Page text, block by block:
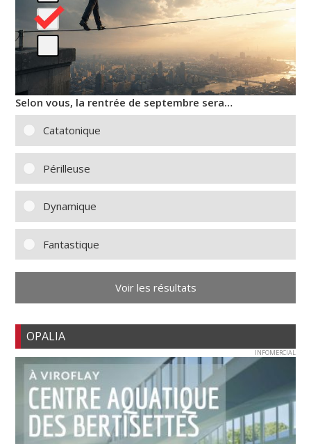
Selon vous, la rentrée de septembre sera…
Catatonique
Périlleuse
Dynamique
Fantastique
Voir les résultats
OPALIA
INFOMERCIAL